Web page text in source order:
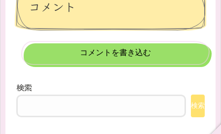
コメント
コメントを書き込む
検索
検索